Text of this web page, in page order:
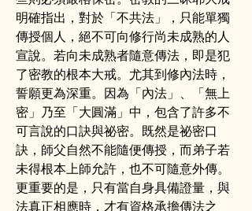
明確指出，對於「不共法」，只能單獨
傳授個人，絕不可向修行尚未成熟的人
宣說。若向未成熟者隨意傳法，即是犯
了密教的根本大戒。尤其到修內法時，
誓願更為深重。因為「內法」、「無上
密」乃至「大圓滿」中，包含了許多不
可言說的口訣與祕密。既然是祕密口
訣，師父自然不能隨便傳授，而弟子若
未得根本上師允許，也不可隨意外傳。
更重要的是，只有當自身具備證量，與
法真正相應時，才有資格承擔傳法之